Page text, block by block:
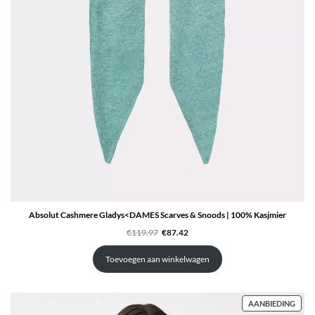
Absolut Cashmere Gladys<DAMES Scarves & Snoods | 100% Kasjmier
€119.97 Oorspronkelijke
was:
€119.97.
€87.42Huidige
is:
€87.42.
Toevoegen aan winkelwagen
AANBIEDING